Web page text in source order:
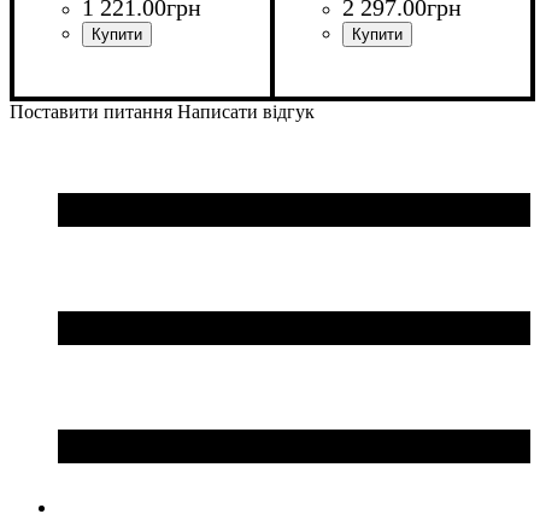
1 221 .00грн 2 297.00грн
Поставити питання Написати відгук